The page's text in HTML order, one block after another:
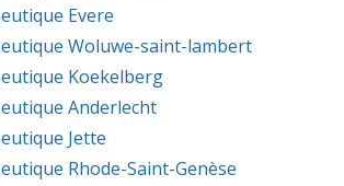
Evere
Woluwe-saint-lambert
Koekelberg
Anderlecht
Jette
Rhode-Saint-Genèse